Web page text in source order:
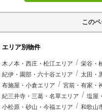
この
エリア別物件
木ノ本・西庄・松江エリア
栄谷・
紀伊・園部・六十谷エリア
太田・
布施屋・小倉エリア
宮前・有家・
紀三井寺・三葛・名草エリア
塩屋
小松原・砂山・今福エリア
和歌山